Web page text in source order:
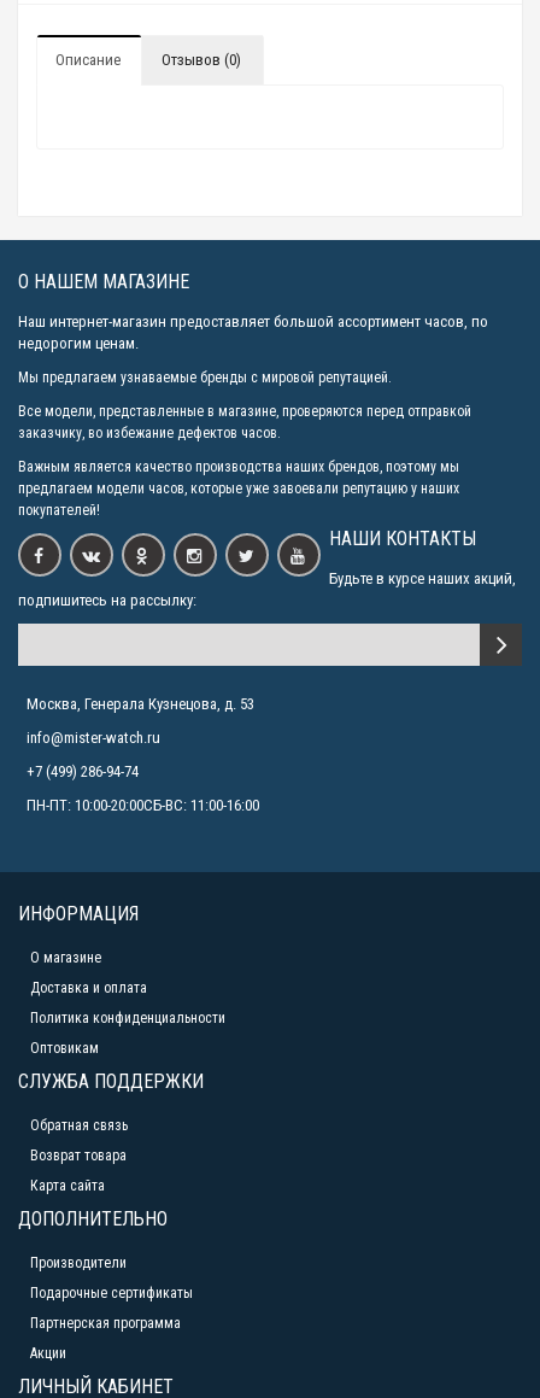
Описание Отзывов (0)
О НАШЕМ МАГАЗИНЕ
Наш интернет-магазин предоставляет большой ассортимент часов, по
недорогим ценам.
Мы предлагаем узнаваемые бренды с мировой репутацией.
Все модели, представленные в магазине, проверяются перед отправкой
заказчику, во избежание дефектов часов.
Важным является качество производства наших брендов, поэтому мы
предлагаем модели часов, которые уже завоевали репутацию у наших
покупателей!
НАШИ КОНТАКТЫ
Будьте в курсе наших акций,
подпишитесь на рассылку:
Москва, Генерала Кузнецова, д. 53
info@mister-watch.ru
+7 (499) 286-94-74
ПН-ПТ: 10:00-20:00СБ-ВС: 11:00-16:00
ИНФОРМАЦИЯ
О магазине
Доставка и оплата
Политика конфиденциальности
Оптовикам
СЛУЖБА ПОДДЕРЖКИ
Обратная связь
Возврат товара
Карта сайта
ДОПОЛНИТЕЛЬНО
Производители
Подарочные сертификаты
Партнерская программа
Акции
ЛИЧНЫЙ КАБИНЕТ